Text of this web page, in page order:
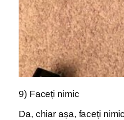
9) Faceți nimic
Da, chiar așa, faceți